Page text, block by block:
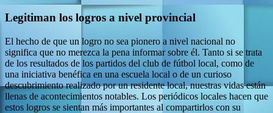
Legitiman los logros a nivel provincial
El hecho de que un logro no sea pionero a nivel nacional no
significa que no merezca la pena informar sobre él. Tanto si se trata
de los resultados de los partidos del club de fútbol local, como de
una iniciativa benéfica en una escuela local o de un curioso
descubrimiento realizado por un residente local, nuestras vidas están
llenas de acontecimientos notables. Los periódicos locales hacen que
estos logros se sientan más importantes al compartirlos con su